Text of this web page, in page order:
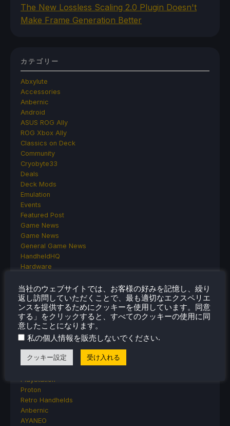
The New Lossless Scaling 2.0 Plugin Doesn't
Make Frame Generation Better
カテゴリー
Abxylute
Accessories
Anbernic
Android
ASUS ROG Ally
ROG Xbox Ally
Classics on Deck
Community
Cryobyte33
Deals
Deck Mods
Emulation
Events
Featured Post
Game News
Game News
General Game News
HandheldHQ
Hardware
Linux
MagicX
MSI
Nintendo
ONE-NETBOOK
Opinion
Other Reviews
Accessory Reviews
PlayStation
Proton
Retro Handhelds
Anbernic
AYANEO
当社のウェブサイトでは、お客様の好みを記憶し、繰り
返し訪問していただくことで、最も適切なエクスペリエ
ンスを提供するためにクッキーを使用しています。同意
する」をクリックすると、すべてのクッキーの使用に同
意したことになります。
私の個人情報を販売しないでください.
クッキー設定 受け入れる